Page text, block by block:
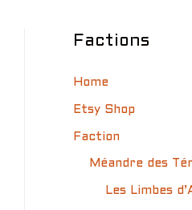
Factions
Home
Etsy Shop
Faction
Méandre des
Les Limbes